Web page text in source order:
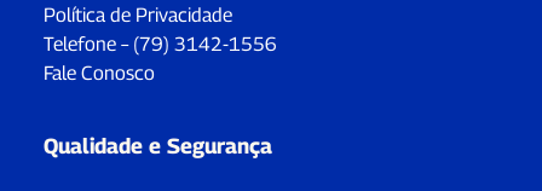
Política de Privacidade
Telefone – (79) 3142-1556
Fale Conosco
Qualidade e Segurança